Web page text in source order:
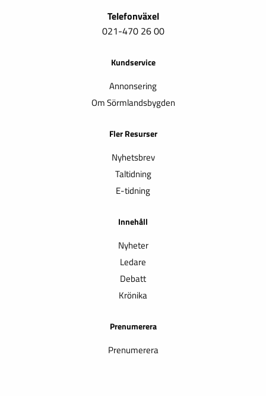
Telefonväxel
021-470 26 00
Kundservice
Annonsering
Om Sörmlandsbygden
Fler Resurser
Nyhetsbrev
Taltidning
E-tidning
Innehåll
Nyheter
Ledare
Debatt
Krönika
Prenumerera
Prenumerera